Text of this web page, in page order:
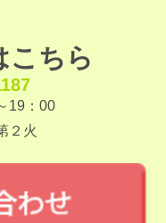
こちら
19：00
２火